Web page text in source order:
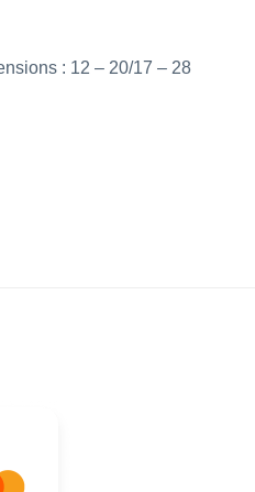
: 12 – 20/17 – 28